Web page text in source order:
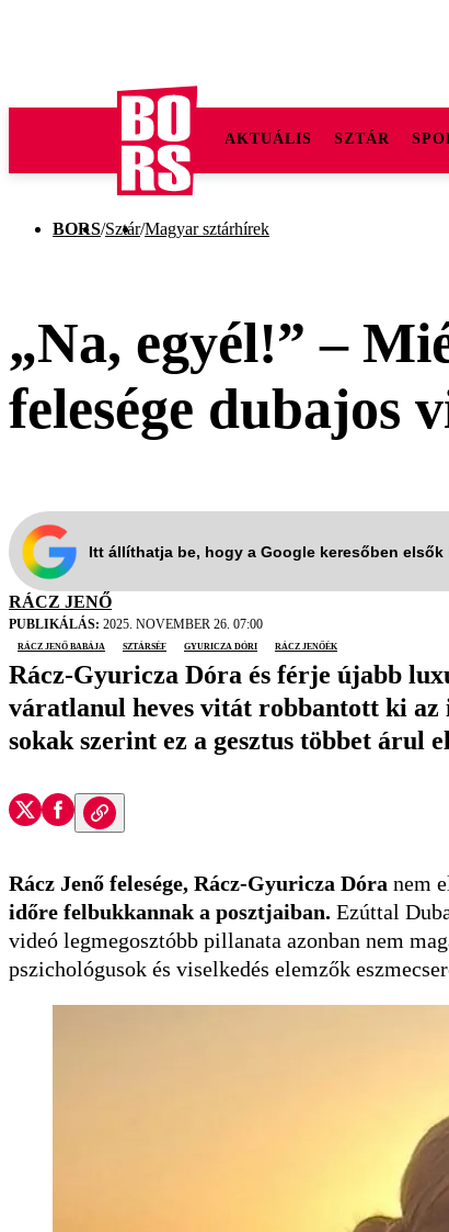
AKTUÁLIS SZTÁR
BORS/Sztár/Magyar sztárhírek
„Na, egyél!” –
felesége dubajos
Itt állíthatja be, hogy a Google keresőben
RÁCZ JENŐ
PUBLIKÁLÁS: 2025. NOVEMBER 26. 07:00
Rácz Jenő babája
sztárséf Gyuricza Dóri Rácz Jenőék
Rácz-Gyuricza Dóra és férje újabb
váratlanul heves vitát robbantott ki az
sokak szerint ez a gesztus többet árul
Rácz Jenő felesége, Rácz-Gyuricza Dóra nem
időre felbukkannak a posztjaiban. Ezúttal
videó legmegosztóbb pillanata azonban nem
pszichológusok és viselkedés elemzők